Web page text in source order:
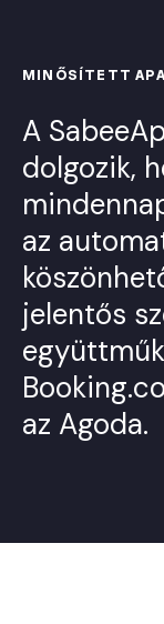
MINŐSÍTETT
A
dolgozik,
az
jelentős
az Agoda.